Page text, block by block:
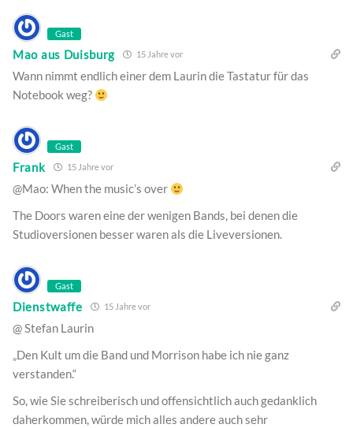
Gast
Mao aus Duisburg 15 Jahre vor
Wann nimmt endlich einer dem Laurin die Tastatur für das
Notebook weg?
Gast
Frank 15 Jahre vor
@Mao: When the music’s over
The Doors waren eine der wenigen Bands, bei denen die
Studioversionen besser waren als die Liveversionen.
Gast
Dienstwaffe 15 Jahre vor
@ Stefan Laurin
„Den Kult um die Band und Morrison habe ich nie ganz
verstanden.“
So, wie Sie schreiberisch und offensichtlich auch gedanklich
daherkommen, würde mich alles andere auch sehr